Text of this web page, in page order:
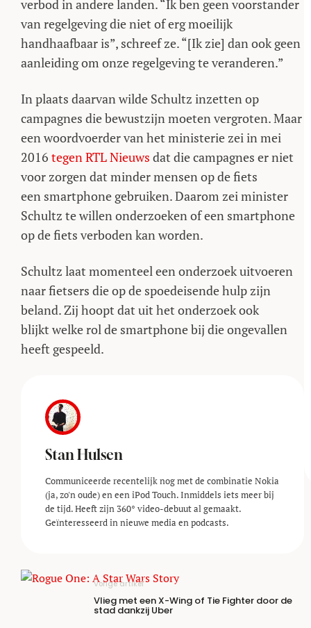
verbod in andere landen. “Ik ben geen voorstander
van regelgeving die niet of erg moeilijk
handhaafbaar is”, schreef ze. “[Ik zie] dan ook geen
aanleiding om onze regelgeving te veranderen.”
In plaats daarvan wilde Schultz inzetten op
campagnes die bewustzijn moeten vergroten. Maar
een woordvoerder van het ministerie zei in mei
2016 tegen RTL Nieuws dat die campagnes er niet
voor zorgen dat minder mensen op de fiets
een smartphone gebruiken. Daarom zei minister
Schultz te willen onderzoeken of een smartphone
op de fiets verboden kan worden.
Schultz laat momenteel een onderzoek uitvoeren
naar fietsers die op de spoedeisende hulp zijn
beland. Zij hoopt dat uit het onderzoek ook
blijkt welke rol de smartphone bij die ongevallen
heeft gespeeld.
Stan Hulsen
Communiceerde recentelijk nog met de combinatie Nokia
(ja, zo'n oude) en een iPod Touch. Inmiddels iets meer bij
de tijd. Heeft zijn 360° video-debuut al gemaakt.
Geïnteresseerd in nieuwe media en podcasts.
Vorige artikel
Vlieg met een X-Wing of Tie Fighter door de
stad dankzij Uber